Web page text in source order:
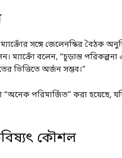
সঙ্গে জেলেনস্কির বৈঠক
ম্যাক্রোঁ বলেন, “চূড়ান্ত
ভিত্তিতে অর্জন সম্ভব।”
পরিমার্জিত” করা হয়েছে,
কৌশল